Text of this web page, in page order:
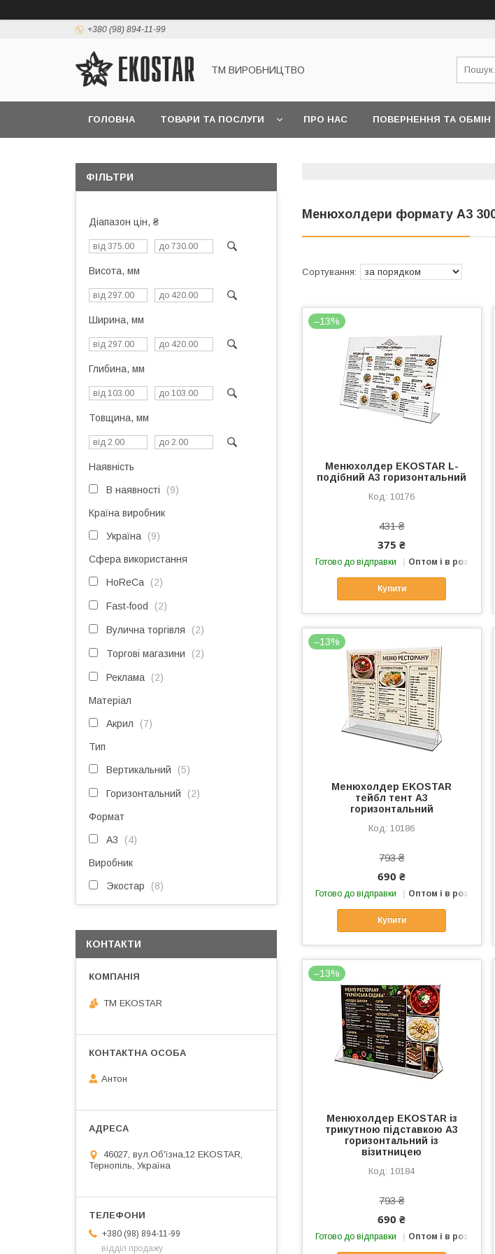
+380 (98) 894-11-99
ТМ ВИРОБНИЦТВО
ГОЛОВНА ТОВАРИ ТА ПОСЛУГИ ПРО НАС ПОВЕРНЕННЯ ТА ОБМІН
Менюхолдери формату А3
–13%
Менюхолдер EKOSTAR L-
подібний А3 горизонтальний
10176
431 ₴
375 ₴
Готово до відправки Оптом і в роздріб
Купити
–13%
Менюхолдер EKOSTAR
тейбл тент А3
горизонтальний
10186
793 ₴
690 ₴
Готово до відправки Оптом і в роздріб
Купити
–13%
Менюхолдер EKOSTAR із
трикутною підставкою А3
горизонтальний із
візитницею
10184
793 ₴
690 ₴
Готово до відправки Оптом і в роздріб
ФІЛЬТРИ
Діапазон цін, ₴
Висота, мм
Ширина, мм
Глибина, мм
Товщина, мм
Наявність
В наявності 9
Країна виробник
Україна 9
Сфера використання
HoReCa 2
Fast-food 2
Вулична торгівля 2
Торгові магазини 2
Реклама 2
Матеріал
Акрил 7
Тип
Вертикальний 5
Горизонтальний 2
Формат
A3 4
Виробник
Экостар 8
КОНТАКТИ
ТМ EKOSTAR
Антон
46027, вул.Об'їзна,12 EKOSTAR,
Тернопіль, Україна
+380 (98) 894-11-99
відділ продажу